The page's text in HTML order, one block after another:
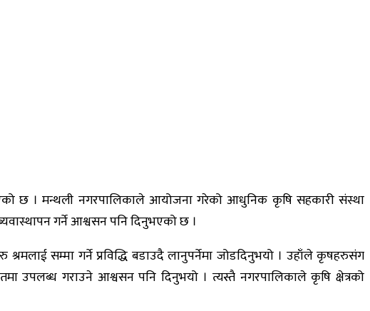
छ । मन्थली नगरपालिकाले आयोजना गरेको आधुनिक कृषि सहकारी संस्था
गर्ने आश्वसन पनि दिनुभएको छ ।
सम्मा गर्ने प्रविद्धि बडाउदै लानुपर्नेमा जोडदिनुभयो । उहाँले कृषहरुसंग
उपलब्ध गराउने आश्वसन पनि दिनुभयो । त्यस्तै नगरपालिकाले कृषि क्षेत्रको